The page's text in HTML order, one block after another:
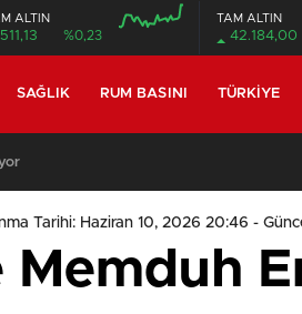
ALTIN
%0,23
TAM ALTIN
42.184,00
SAĞLIK RUM BASINI TÜRKIYE
Tarihi: Haziran 10, 2026 20:46 -
Memduh